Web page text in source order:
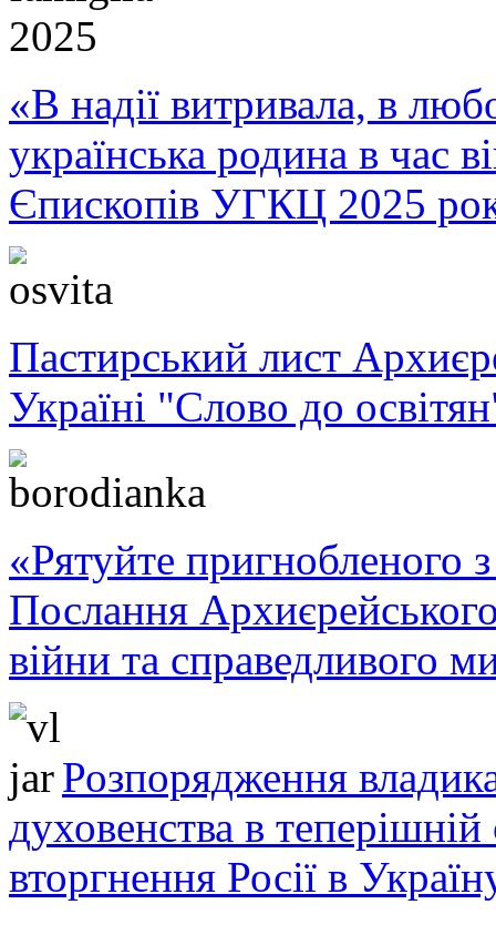
«В надії витривала, в
українська родина в час
Єпископів УГКЦ 2025
Пастирський лист
Україні "Слово до
«Рятуйте пригнобленого
Послання
війни та справедливого
Розпорядження
духовенства в теперішній
вторгнення Росії в